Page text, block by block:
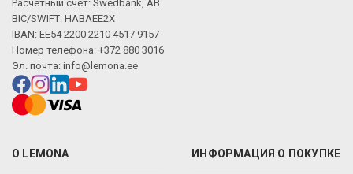
Расчетный счет: Swedbank, AB
BIC/SWIFT: HABAEE2X
IBAN: EE54 2200 2210 4517 9157
Номер телефона: +372 880 3016
Эл. почта: info@lemona.ee
О LEMONA ИНФОРМАЦИЯ О ПОКУПКЕ